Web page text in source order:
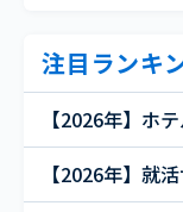
注目ランキ
【2026年】ホ
【2026年】就